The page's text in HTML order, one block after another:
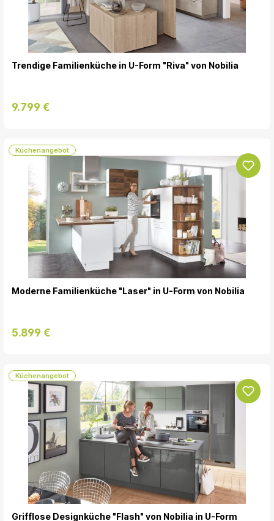
Trendige Familienküche in U-Form "Riva" von Nobilia
9.799 €
Küchenangebot
Moderne Familienküche "Laser" in U-Form von Nobilia
5.899 €
Küchenangebot
Grifflose Designküche "Flash" von Nobilia in U-Form